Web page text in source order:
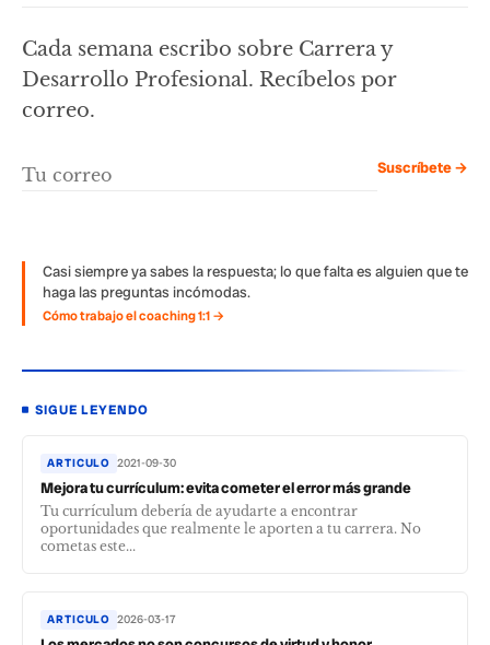
Cada semana escribo sobre Carrera y
Desarrollo Profesional. Recíbelos por
correo.
Suscríbete →
Casi siempre ya sabes la respuesta; lo que falta es alguien que te
haga las preguntas incómodas.
Cómo trabajo el coaching 1:1 →
SIGUE LEYENDO
ARTICULO 2021-09-30
Mejora tu currículum: evita cometer el error más grande
Tu currículum debería de ayudarte a encontrar
oportunidades que realmente le aporten a tu carrera. No
cometas este...
ARTICULO 2026-03-17